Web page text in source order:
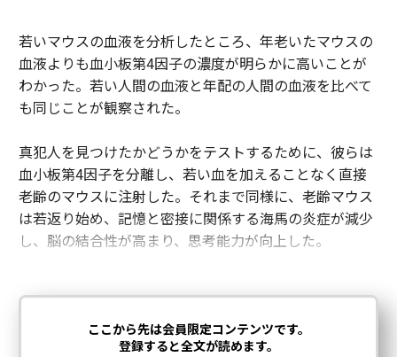
若いマウスの血液を分析したところ、年老いたマウスの
血液よりも血小板第4因子の濃度が明らかに高いことが
わかった。若い人間の血液と年配の人間の血液を比べて
も同じことが観察された。
真犯人を見つけたかどうかをテストするために、彼らは
血小板第4因子を分離し、若い血を加えることなく直接
老齢のマウスに注射した。それまで同様に、老齢マウス
は若返り始め、記憶と密接に関係する海馬の炎症が減少
し、脳の結合性が高まり、思考能力が向上した。